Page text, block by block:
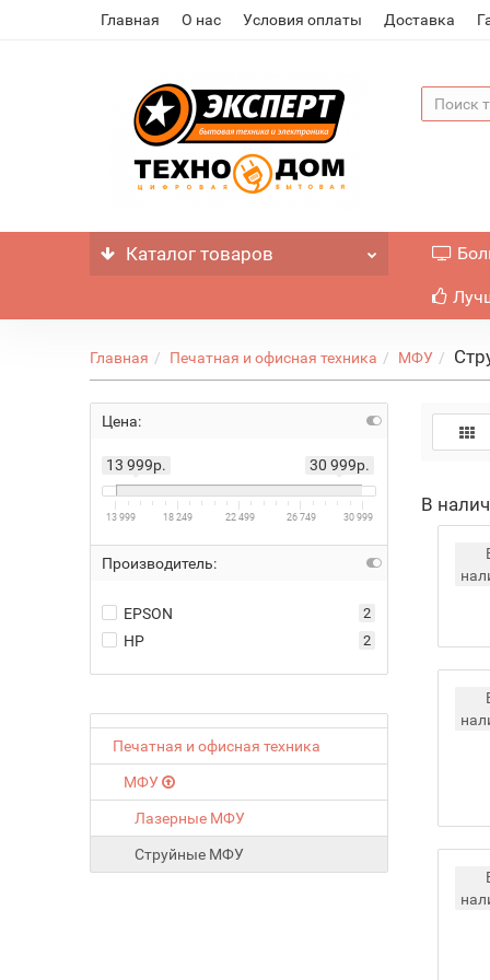
Главная О нас Условия оплаты Доставка
Каталог товаров
Главная Печатная и офисная техника МФУ
Цена:
13 999р. 30 999р.
13 999 18 249 22 499 26 749 30 999
Производитель:
EPSON 2
HP 2
Печатная и офисная техника
МФУ
Лазерные МФУ
Струйные МФУ
В